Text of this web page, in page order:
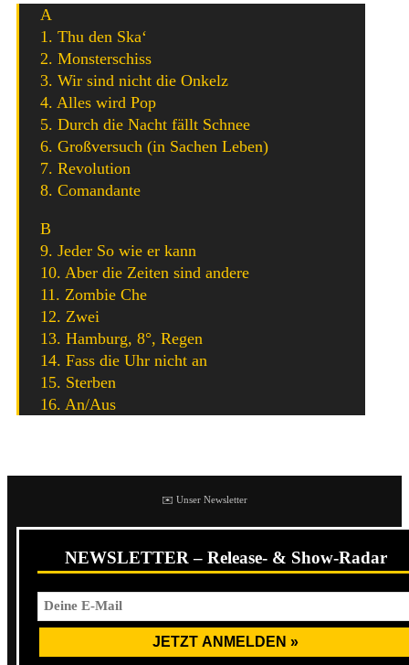
A
1. Thu den Ska‘
2. Monsterschiss
3. Wir sind nicht die Onkelz
4. Alles wird Pop
5. Durch die Nacht fällt Schnee
6. Großversuch (in Sachen Leben)
7. Revolution
8. Comandante
B
9. Jeder So wie er kann
10. Aber die Zeiten sind andere
11. Zombie Che
12. Zwei
13. Hamburg, 8°, Regen
14. Fass die Uhr nicht an
15. Sterben
16. An/Aus
✉️ Unser Newsletter
NEWSLETTER – Release- & Show-Radar